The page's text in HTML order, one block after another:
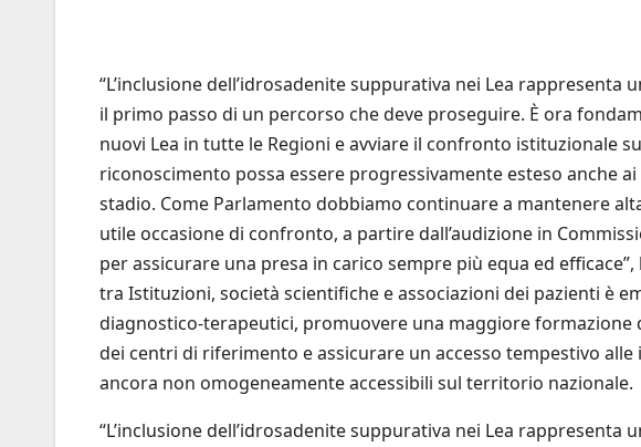
“L’inclusione dell’idrosadenite suppurativa nei Lea
il primo passo di un percorso che deve proseguire. È ora
nuovi Lea in tutte le Regioni e avviare il confronto istituzionale
riconoscimento possa essere progressivamente esteso anche
stadio. Come Parlamento dobbiamo continuare a mantenere
utile occasione di confronto, a partire dall’audizione in
per assicurare una presa in carico sempre più equa ed
tra Istituzioni, società scientifiche e associazioni dei pazienti è
diagnostico-terapeutici, promuovere una maggiore
dei centri di riferimento e assicurare un accesso tempestivo
ancora non omogeneamente accessibili sul territorio nazionale.
“L’inclusione dell’idrosadenite suppurativa nei Lea